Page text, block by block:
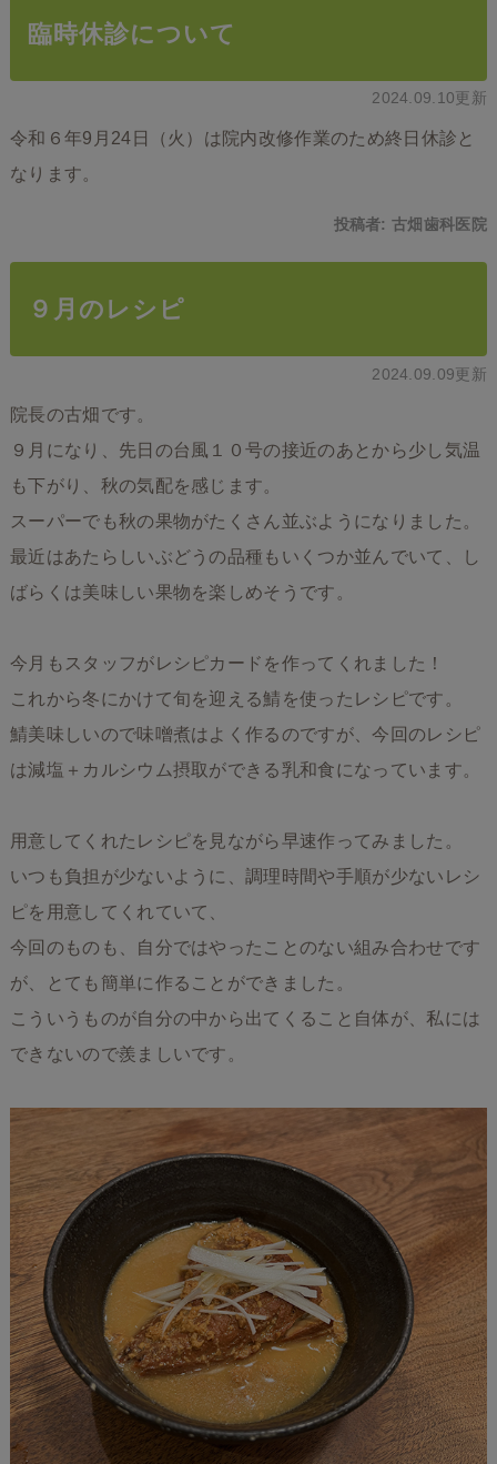
臨時休診について
2024.09.10更新
令和６年9月24日（火）は院内改修作業のため終日休診と
なります。
投稿者:古畑歯科医院
９月のレシピ
2024.09.09更新
院長の古畑です。
９月になり、先日の台風１０号の接近のあとから少し気温
も下がり、秋の気配を感じます。
スーパーでも秋の果物がたくさん並ぶようになりました。
最近はあたらしいぶどうの品種もいくつか並んでいて、し
ばらくは美味しい果物を楽しめそうです。
今月もスタッフがレシピカードを作ってくれました！
これから冬にかけて旬を迎える鯖を使ったレシピです。
鯖美味しいので味噌煮はよく作るのですが、今回のレシピ
は減塩＋カルシウム摂取ができる乳和食になっています。
用意してくれたレシピを見ながら早速作ってみました。
いつも負担が少ないように、調理時間や手順が少ないレシ
ピを用意してくれていて、
今回のものも、自分ではやったことのない組み合わせです
が、とても簡単に作ることができました。
こういうものが自分の中から出てくること自体が、私には
できないので羨ましいです。